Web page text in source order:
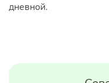
дневной.